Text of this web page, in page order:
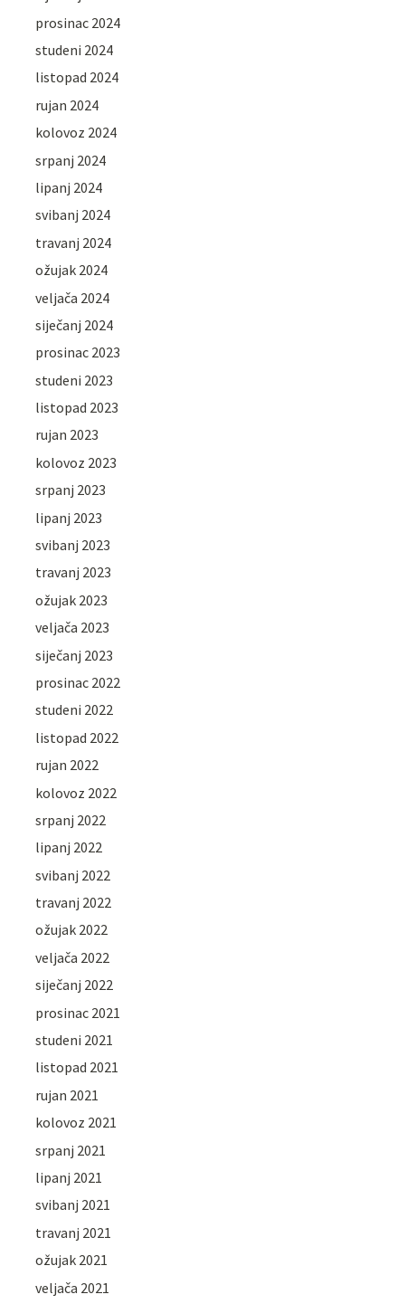
prosinac 2024
studeni 2024
listopad 2024
rujan 2024
kolovoz 2024
srpanj 2024
lipanj 2024
svibanj 2024
travanj 2024
ožujak 2024
veljača 2024
siječanj 2024
prosinac 2023
studeni 2023
listopad 2023
rujan 2023
kolovoz 2023
srpanj 2023
lipanj 2023
svibanj 2023
travanj 2023
ožujak 2023
veljača 2023
siječanj 2023
prosinac 2022
studeni 2022
listopad 2022
rujan 2022
kolovoz 2022
srpanj 2022
lipanj 2022
svibanj 2022
travanj 2022
ožujak 2022
veljača 2022
siječanj 2022
prosinac 2021
studeni 2021
listopad 2021
rujan 2021
kolovoz 2021
srpanj 2021
lipanj 2021
svibanj 2021
travanj 2021
ožujak 2021
veljača 2021